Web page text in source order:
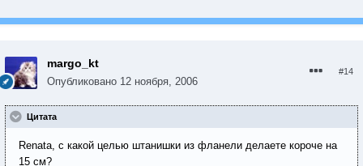
margo_kt
Опубликовано 12 ноября, 2006
#14
Цитата
Renata, с какой целью штанишки из фланели делаете короче на
15 см?